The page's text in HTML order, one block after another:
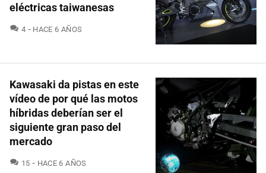
eléctricas taiwanesas
4 COMENTARIOS
HACE 6 AÑOS
Kawasaki da pistas en este
vídeo de por qué las motos
híbridas deberían ser el
siguiente gran paso del
mercado
15 COMENTARIOS
HACE 6 AÑOS